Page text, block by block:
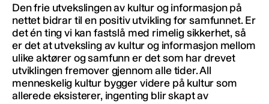
Den frie utvekslingen av kultur og informasjon på
nettet bidrar til en positiv utvikling for samfunnet. Er
det én ting vi kan fastslå med rimelig sikkerhet, så
er det at utveksling av kultur og informasjon mellom
ulike aktører og samfunn er det som har drevet
utviklingen fremover gjennom alle tider. All
menneskelig kultur bygger videre på kultur som
allerede eksisterer, ingenting blir skapt av